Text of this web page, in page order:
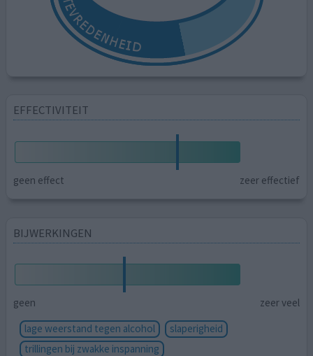
EFFECTIVITEIT
geen effect zeer effectief
BIJWERKINGEN
geen
zeer veel
lage weerstand tegen alcohol
slaperigheid
trillingen bij zwakke inspanning